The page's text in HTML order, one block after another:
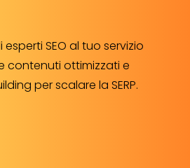
SEO al tuo servizio
contenuti ottimizzati e
per scalare la SERP.